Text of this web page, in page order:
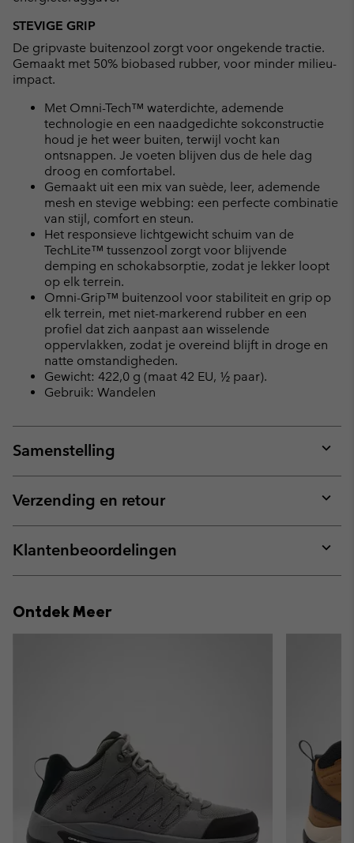
STEVIGE GRIP
De gripvaste buitenzool zorgt voor ongekende tractie.
Gemaakt met 50% biobased rubber, voor minder milieu-
impact.
Met Omni-Tech™ waterdichte, ademende
technologie en een naadgedichte sokconstructie
houd je het weer buiten, terwijl vocht kan
ontsnappen. Je voeten blijven dus de hele dag
droog en comfortabel.
Gemaakt uit een mix van suède, leer, ademende
mesh en stevige webbing: een perfecte combinatie
van stijl, comfort en steun.
Het responsieve lichtgewicht schuim van de
TechLite™ tussenzool zorgt voor blijvende
demping en schokabsorptie, zodat je lekker loopt
op elk terrein.
Omni-Grip™ buitenzool voor stabiliteit en grip op
elk terrein, met niet-markerend rubber en een
profiel dat zich aanpast aan wisselende
oppervlakken, zodat je overeind blijft in droge en
natte omstandigheden.
Gewicht: 422,0 g (maat 42 EU, ½ paar).
Gebruik: Wandelen
Samenstelling
or
Verzending en retour
or
Klantenbeoordelingen
or
Ontdek Meer